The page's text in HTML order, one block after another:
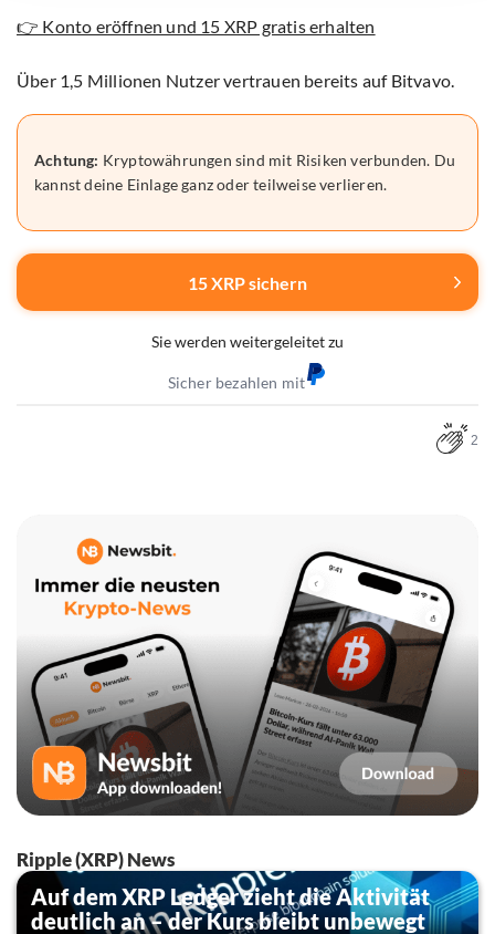
👉 Konto eröffnen und 15 XRP gratis erhalten
Über 1,5 Millionen Nutzer vertrauen bereits auf Bitvavo.
Achtung: Kryptowährungen sind mit Risiken verbunden. Du
kannst deine Einlage ganz oder teilweise verlieren.
15 XRP sichern
Sie werden weitergeleitet zu
Sicher bezahlen mit
2
Ripple (XRP) News
Auf dem XRP Ledger zieht die Aktivität
deutlich an – der Kurs bleibt unbewegt